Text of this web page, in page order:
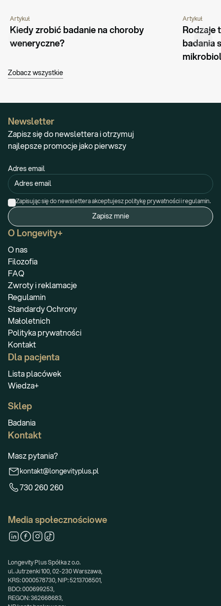
CHOROBY I SCHORZENIA
Artykuł
Kiedy zrobić badanie na choroby
weneryczne?
CHOROBY I
Artykuł
Rodzaje
badania
Zobacz wszystkie
O Longevity+
O nas
Filozofia
FAQ
Zwroty i reklamacje
Regulamin
Standardy Ochrony
Małoletnich
Polityka prywatności
Kontakt
Dla pacjenta
Lista placówek
Wiedza+
Sklep
Badania
Kontakt
Masz pytania?
kontakt@longevityplus.pl
730 260 260
Media społecznościowe
Longevity Plus Spółka z o.o.
ul. Jutrzenki 100, 02-230 Warszawa,
KRS: 0000578730, NIP: 5213708501,
BDO: 000699253,
REGON: 362668683,
Newsletter
Zapisz się do newslettera i otrzymuj
najlepsze promocje jako pierwszy
Adres email
Zapisując się do newslettera akceptujesz politykę prywatności i regulamin.
Zapisz mnie